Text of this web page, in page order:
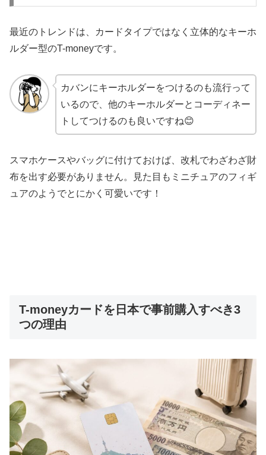
最近のトレンドは、カードタイプではなく立体的なキーホ
ルダー型のT-moneyです。
カバンにキーホルダーをつけるのも流行って
いるので、他のキーホルダーとコーディネー
トしてつけるのも良いですね😊
スマホケースやバッグに付けておけば、改札でわざわざ財
布を出す必要がありません。見た目もミニチュアのフィギ
ュアのようでとにかく可愛いです！
T-moneyカードを日本で事前購入すべき3
つの理由